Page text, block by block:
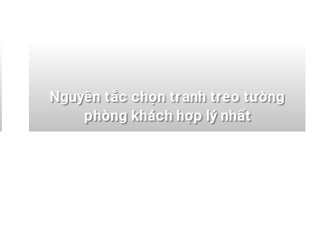
Nguyên tắc chọn tranh treo tường
phòng khách hợp lý nhất